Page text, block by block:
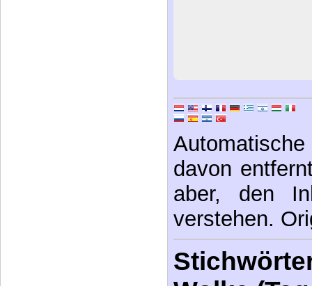
davon
aber, den
verstehen.
Wolke